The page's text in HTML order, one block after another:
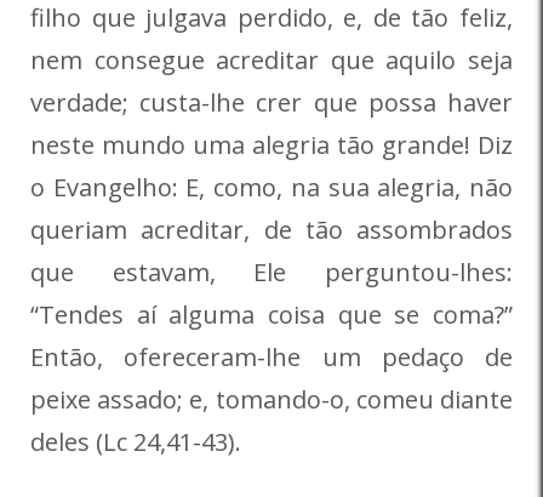
filho que julgava perdido, e, de tão feliz,
nem consegue acreditar que aquilo seja
verdade; custa-lhe crer que possa haver
neste mundo uma alegria tão grande! Diz
o Evangelho: E, como, na sua alegria, não
queriam acreditar, de tão assombrados
que estavam, Ele perguntou-lhes:
“Tendes aí alguma coisa que se coma?”
Então, ofereceram-lhe um pedaço de
peixe assado; e, tomando-o, comeu diante
deles (Lc 24,41-43).